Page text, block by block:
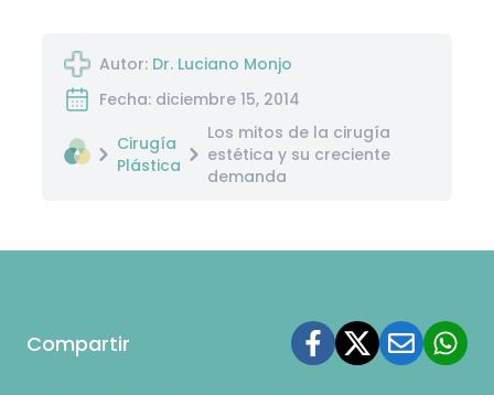
Autor: Dr. Luciano Monjo
Fecha: diciembre 15, 2014
Cirugía
Plástica
Los mitos de la cirugía
estética y su creciente
demanda
Compartir